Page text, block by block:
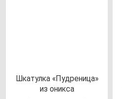
Шка­тул­ка «Пуд­ре­ни­ца»
из оник­са